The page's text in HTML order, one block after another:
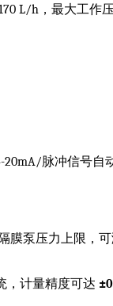
L/h，最大工作
脉冲信号自
膜泵压力上限，
，计量精度可达